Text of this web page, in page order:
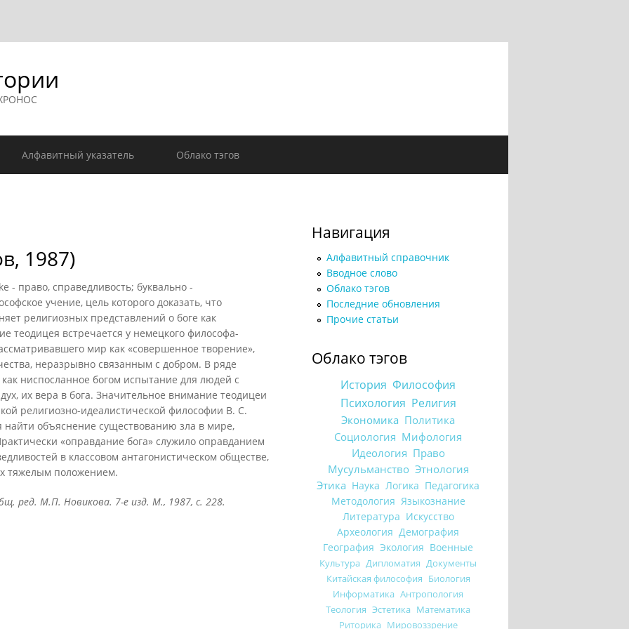
Алфавитный указатель Облако тэгов
1987)
- право, справедливость; буквально -
учение, цель которого доказать, что
религиозных представлений о боге как
теодицея встречается у немецкого философа-
мир как «совершенное творение»,
неразрывно связанным с добром. В ряде
ниспосланное богом испытание для людей с
их вера в бога. Значительное внимание теодицеи
религиозно-идеалистической философии В. С.
найти объяснение существованию зла в мире,
«оправдание бога» служило оправданием
в классовом антагонистическом обществе,
тяжелым положением.
ред. М.П. Новикова. 7-е изд. М., 1987, с. 228.
Навигация
Алфавитный справочник
Вводное слово
Облако тэгов
Последние обновления
Прочие статьи
Облако тэгов
История Философия
Психология Религия
Экономика Политика
Социология Мифология
Идеология Право
Мусульманство Этнология
Этика Наука Логика Педагогика
Методология Языкознание
Литература Искусство
Археология Демография
География Экология Военные
Культура Дипломатия Документы
Китайская философия Биология
Информатика Антропология
Теология Эстетика Математика
Риторика Мировоззрение